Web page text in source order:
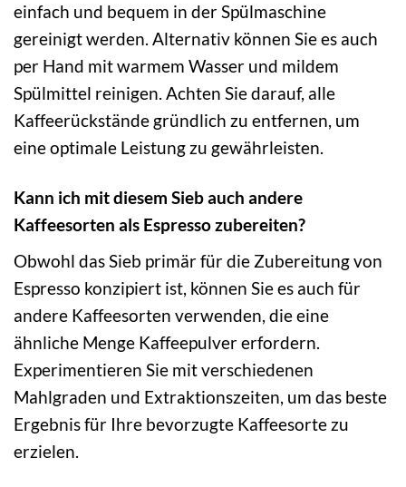
einfach und bequem in der Spülmaschine
gereinigt werden. Alternativ können Sie es auch
per Hand mit warmem Wasser und mildem
Spülmittel reinigen. Achten Sie darauf, alle
Kaffeerückstände gründlich zu entfernen, um
eine optimale Leistung zu gewährleisten.
Kann ich mit diesem Sieb auch andere
Kaffeesorten als Espresso zubereiten?
Obwohl das Sieb primär für die Zubereitung von
Espresso konzipiert ist, können Sie es auch für
andere Kaffeesorten verwenden, die eine
ähnliche Menge Kaffeepulver erfordern.
Experimentieren Sie mit verschiedenen
Mahlgraden und Extraktionszeiten, um das beste
Ergebnis für Ihre bevorzugte Kaffeesorte zu
erzielen.